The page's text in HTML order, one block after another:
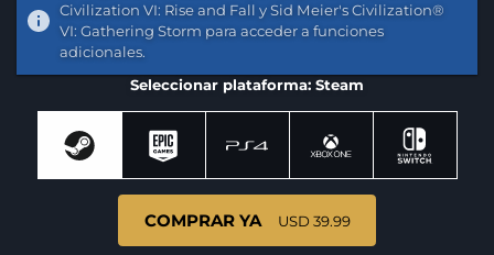
Civilization VI: Rise and Fall y Sid Meier's Civilization®
VI: Gathering Storm para acceder a funciones
adicionales.
Seleccionar plataforma: Steam
COMPRAR YA USD 39.99